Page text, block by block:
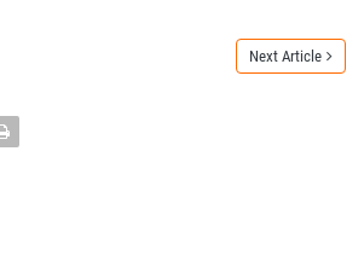
Next Article